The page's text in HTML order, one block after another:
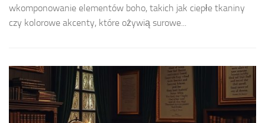
wkomponowanie elementów boho, takich jak ciepłe tkaniny
czy kolorowe akcenty, które ożywią surowe...